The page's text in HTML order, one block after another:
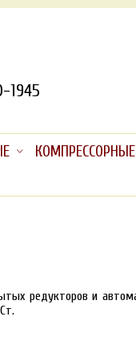
1945
КОМПРЕССОРНЫЕ
редукторов и